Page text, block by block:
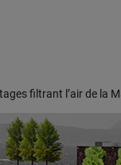
filtrant l’air de